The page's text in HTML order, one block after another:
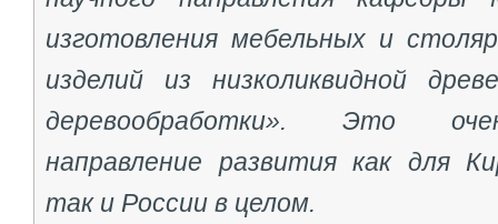
изготовления мебельных и
изделий из низколиквидной
деревообработки». Это
направление развития как для
так и России в целом.